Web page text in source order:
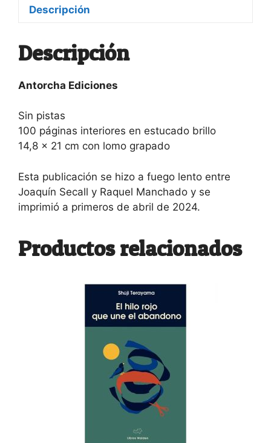
Descripción
Descripción
Antorcha Ediciones
Sin pistas
100 páginas interiores en estucado brillo
14,8 x 21 cm con lomo grapado
Esta publicación se hizo a fuego lento entre
Joaquín Secall y Raquel Manchado y se
imprimió a primeros de abril de 2024.
Productos relacionados